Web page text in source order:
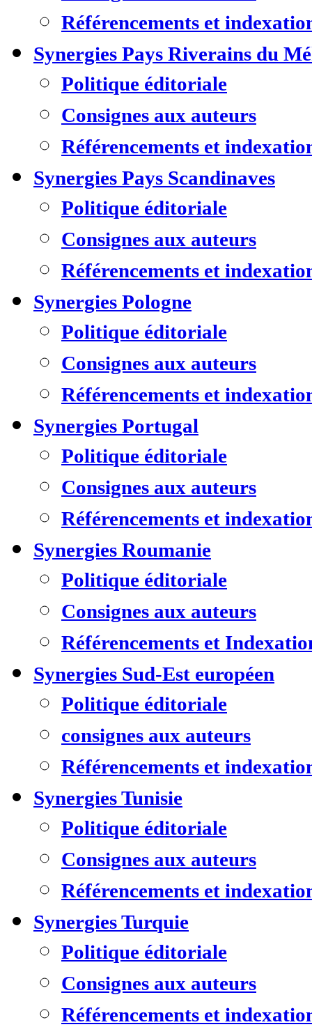
Référencements et
Synergies Pays Riverains du
Politique éditoriale
Consignes aux auteurs
Référencements et
Synergies Pays Scandinaves
Politique éditoriale
Consignes aux auteurs
Référencements et
Synergies Pologne
Politique éditoriale
Consignes aux auteurs
Référencements et
Synergies Portugal
Politique éditoriale
Consignes aux auteurs
Référencements et
Synergies Roumanie
Politique éditoriale
Consignes aux auteurs
Référencements et
Synergies Sud-Est européen
Politique éditoriale
consignes aux auteurs
Référencements et
Synergies Tunisie
Politique éditoriale
Consignes aux auteurs
Référencements et
Synergies Turquie
Politique éditoriale
Consignes aux auteurs
Référencements et